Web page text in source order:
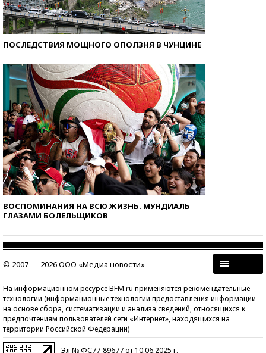
ПОСЛЕДСТВИЯ МОЩНОГО ОПОЛЗНЯ В ЧУНЦИНЕ
ВОСПОМИНАНИЯ НА ВСЮ ЖИЗНЬ. МУНДИАЛЬ
ГЛАЗАМИ БОЛЕЛЬЩИКОВ
© 2007 — 2026 ООО «Медиа новости»
На информационном ресурсе BFM.ru применяются рекомендательные
технологии (информационные технологии предоставления информации
на основе сбора, систематизации и анализа сведений, относящихся к
предпочтениям пользователей сети «Интернет», находящихся на
территории Российской Федерации)
Эл № ФС77-89677 от 10.06.2025 г.